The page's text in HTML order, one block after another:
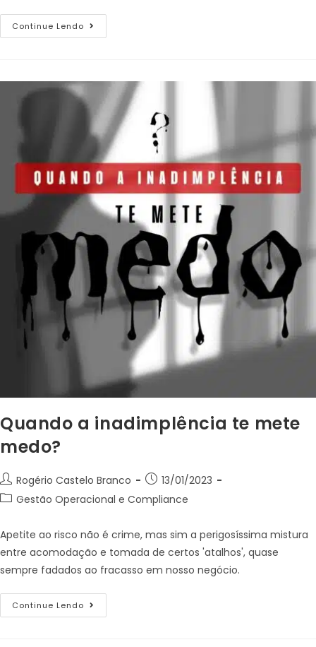
Continue Lendo
Quando a inadimplência te mete
medo?
Rogério Castelo Branco
13/01/2023
Gestão Operacional e Compliance
Apetite ao risco não é crime, mas sim a perigosíssima mistura
entre acomodação e tomada de certos 'atalhos', quase
sempre fadados ao fracasso em nosso negócio.
Continue Lendo